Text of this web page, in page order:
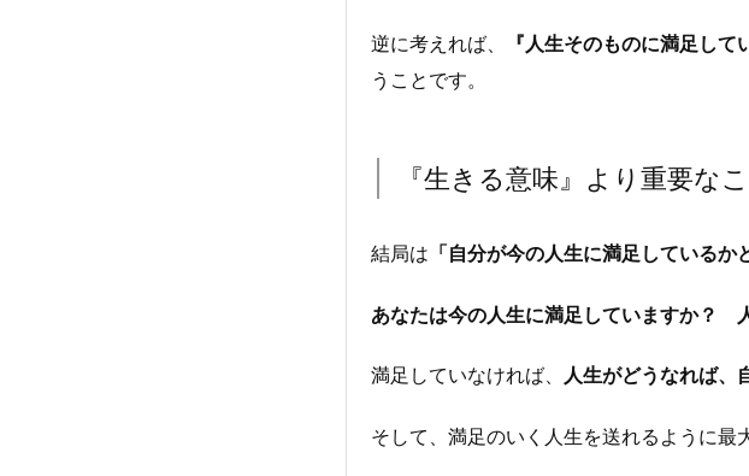
逆に考えれば、 『人生そのものに満足して
うことです。
『生きる意味』より重要な
結局は 「自分が今の人生に満足しているか
あなたは今の人生に満足していますか？
満足していなければ、 人生がどうなれば、
そして、満足のいく人生を送れるように最